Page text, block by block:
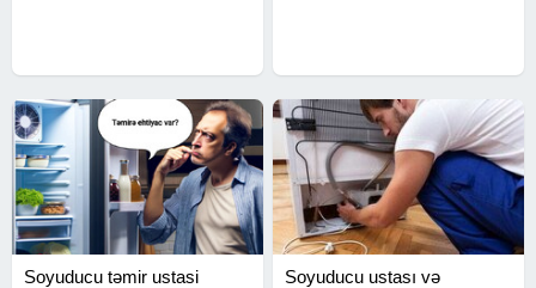
Soyuducu təmir ustasi
Soyuducu ustası və